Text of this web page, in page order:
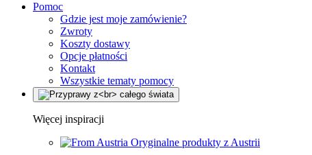
Pomoc
Gdzie jest moje zamówienie?
Zwroty
Koszty dostawy
Opcje płatności
Kontakt
Wszystkie tematy pomocy
Więcej inspiracji
Oryginalne produkty z Austrii